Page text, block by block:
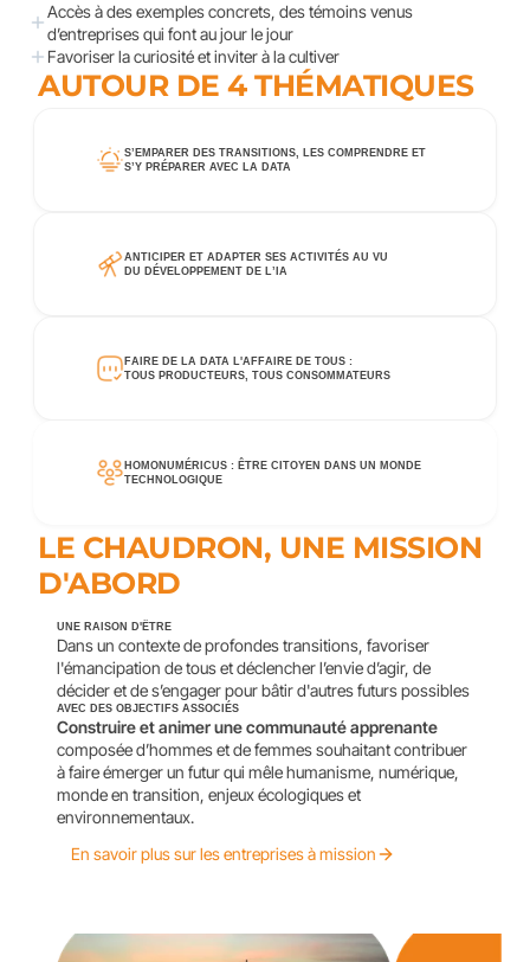
Accès à des exemples concrets, des témoins venus
d’entreprises qui font au jour le jour
Favoriser la curiosité et inviter à la cultiver
AUTOUR DE 4 THÉMATIQUES
S’EMPARER DES TRANSITIONS, LES COMPRENDRE ET
S’Y PRÉPARER AVEC LA DATA
ANTICIPER ET ADAPTER SES ACTIVITÉS AU VU
DU DÉVELOPPEMENT DE L’IA
FAIRE DE LA DATA L'AFFAIRE DE TOUS :
TOUS PRODUCTEURS, TOUS CONSOMMATEURS
HOMONUMÉRICUS : ÊTRE CITOYEN DANS UN MONDE
TECHNOLOGIQUE
LE CHAUDRON, UNE MISSION
D'ABORD
UNE RAISON D'ÊTRE
Dans un contexte de profondes transitions, favoriser
l'émancipation de tous et déclencher l’envie d’agir, de
décider et de s’engager pour bâtir d'autres futurs possibles
AVEC DES OBJECTIFS ASSOCIÉS
composée d’hommes et de femmes souhaitant contribuer
à faire émerger un futur qui mêle humanisme, numérique,
monde en transition, enjeux écologiques et
environnementaux.
En savoir plus sur les entreprises à mission